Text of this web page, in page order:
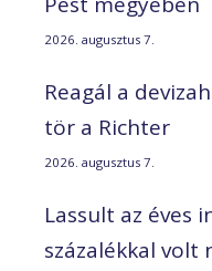
2026. augusztus 7.
Reagál a
tör a Richter
2026. augusztus 7.
Lassult az éves
százalékkal volt